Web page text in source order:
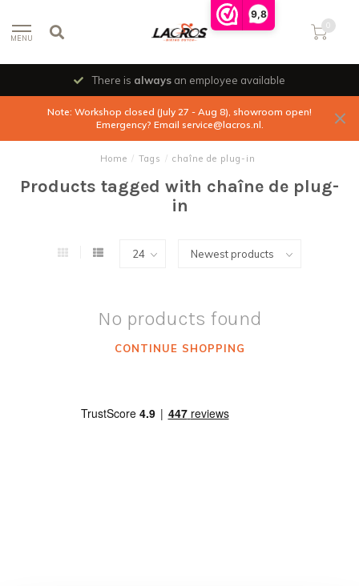
9,8
MENU
0
There is always an employee available
Note: Workshop closed (July 27 - Aug 8), showroom open!
Emergency? Email service@lacros.nl.
Home / Tags / chaîne de plug-in
Products tagged with chaîne de plug-
in
No products found
CONTINUE SHOPPING